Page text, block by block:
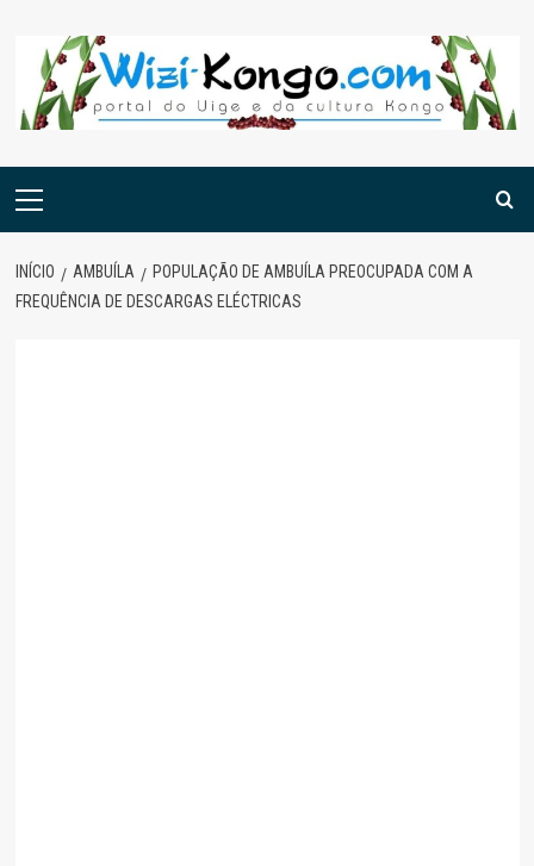
content
Menu
INÍCIO AMBUÍLA
POPULAÇÃO DE AMBUÍLA PREOCUPADA COM A
FREQUÊNCIA DE DESCARGAS ELÉCTRICAS